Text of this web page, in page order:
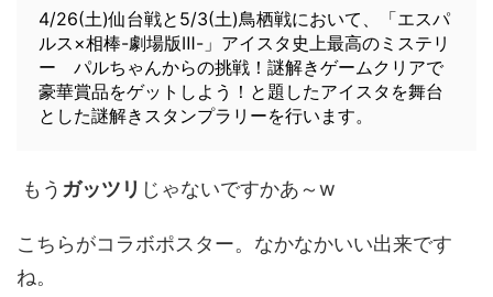
4/26(土)仙台戦と5/3(土)鳥栖戦において、「エスパ
ルス×相棒-劇場版Ⅲ-」アイスタ史上最高のミステリ
ー パルちゃんからの挑戦！謎解きゲームクリアで
豪華賞品をゲットしよう！と題したアイスタを舞台
とした謎解きスタンプラリーを行います。
もう ガッツリ じゃないですかあ～w
こちらがコラボポスター。なかなかいい出来です
ね。